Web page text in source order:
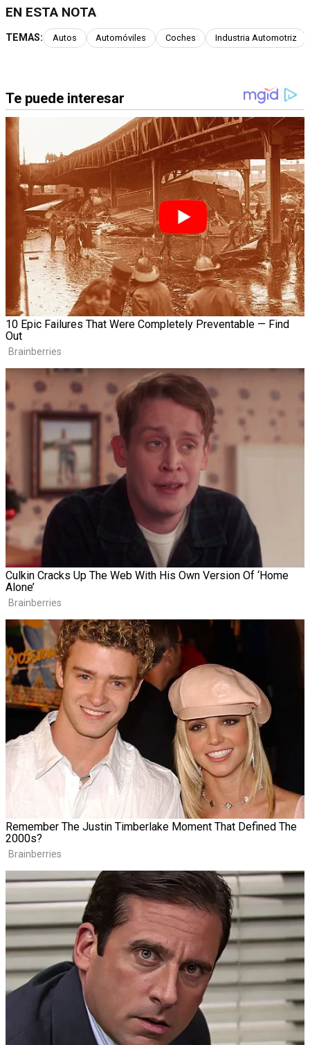
EN ESTA NOTA
TEMAS: Autos Automóviles Coches Industria Automotriz